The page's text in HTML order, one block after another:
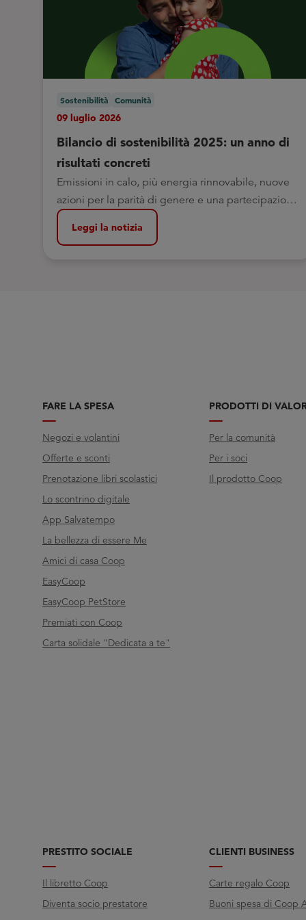
Sostenibilità Comunità
09 luglio 2026
Bilancio di sostenibilità 2025: un anno di
risultati concreti
Emissioni in calo, più energia rinnovabile, nuove
azioni per la parità di genere e una partecipazione
sempre più attiva dei soci
Leggi la notizia
FARE LA SPESA
Negozi e volantini
Offerte e sconti
Prenotazione libri scolastici
Lo scontrino digitale
App Salvatempo
La bellezza di essere Me
Amici di casa Coop
EasyCoop
EasyCoop PetStore
Premiati con Coop
Carta solidale "Dedicata a te"
PRODOTTI DI
Per la comunità
Per i soci
Il prodotto Coop
PRESTITO SOCIALE
Il libretto Coop
Diventa socio prestatore
CLIENTI BUSINESS
Carte regalo Coop
Buoni spesa di Coop